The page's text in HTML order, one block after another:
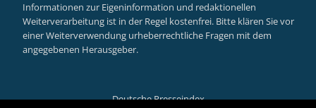
Informationen zur Eigeninformation und redaktionellen
Weiterverarbeitung ist in der Regel kostenfrei. Bitte klären Sie vor
einer Weiterverwendung urheberrechtliche Fragen mit dem
angegebenen Herausgeber.
Deutsche Presseindex